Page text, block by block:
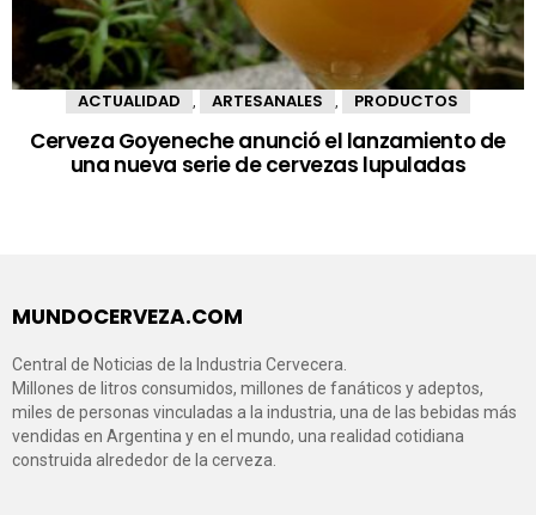
ACTUALIDAD ARTESANALES PRODUCTOS
Cerveza Goyeneche anunció el lanzamiento de
una nueva serie de cervezas lupuladas
MUNDOCERVEZA.COM
Central de Noticias de la Industria Cervecera.
Millones de litros consumidos, millones de fanáticos y adeptos,
miles de personas vinculadas a la industria, una de las bebidas más
vendidas en Argentina y en el mundo, una realidad cotidiana
construida alrededor de la cerveza.